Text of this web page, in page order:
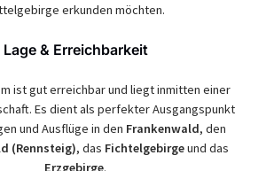
erkunden möchten.
Lage & Erreichbarkeit
ist gut erreichbar und liegt inmitten einer
Es dient als perfekter Ausgangspunkt
und Ausflüge in den Frankenwald, den
(Rennsteig), das Fichtelgebirgeund das
Erzgebirge.